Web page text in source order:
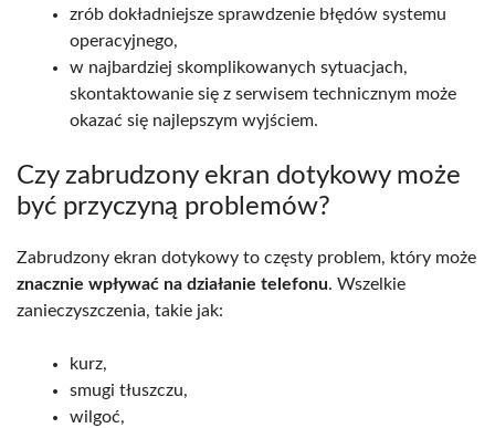
zrób dokładniejsze sprawdzenie błędów systemu
operacyjnego,
w najbardziej skomplikowanych sytuacjach,
skontaktowanie się z serwisem technicznym może
okazać się najlepszym wyjściem.
Czy zabrudzony ekran dotykowy może
być przyczyną problemów?
Zabrudzony ekran dotykowy to częsty problem, który może
znacznie wpływać na działanie telefonu. Wszelkie
zanieczyszczenia, takie jak:
kurz,
smugi tłuszczu,
wilgoć,